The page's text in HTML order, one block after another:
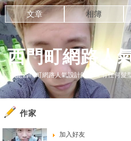
西門町網路人
我是西門町網路人氣設計師Nick 有任何髮
文章 相簿
作家
加入好友